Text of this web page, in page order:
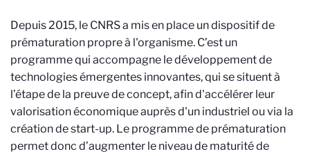
Depuis 2015, le CNRS a mis en place un dispositif de
prématuration propre à l'organisme. C’est un
programme qui accompagne le développement de
technologies émergentes innovantes, qui se situent à
l’étape de la preuve de concept, afin d'accélérer leur
valorisation économique auprès d'un industriel ou via la
création de start-up. Le programme de prématuration
permet donc d’augmenter le niveau de maturité de